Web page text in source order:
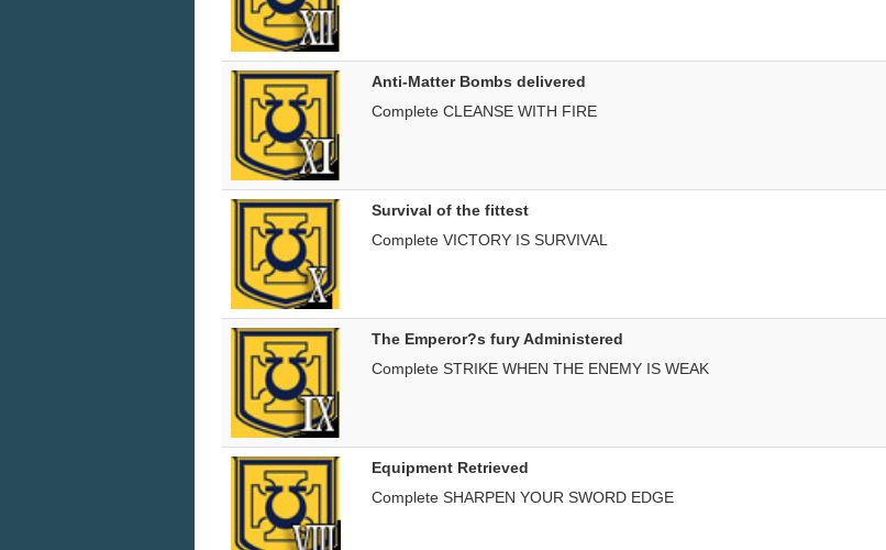
Anti-Matter Bombs delivered
Complete CLEANSE WITH FIRE
Survival of the fittest
Complete VICTORY IS SURVIVAL
The Emperor?s fury Administered
Complete STRIKE WHEN THE ENEMY IS WEAK
Equipment Retrieved
Complete SHARPEN YOUR SWORD EDGE